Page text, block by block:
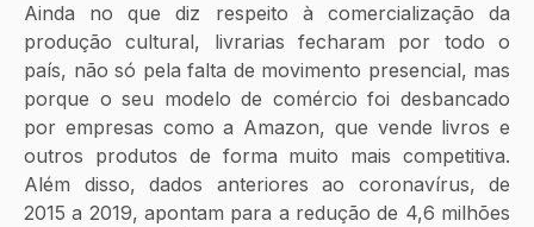
Ainda no que diz respeito à comercialização da
produção cultural, livrarias fecharam por todo o
país, não só pela falta de movimento presencial, mas
porque o seu modelo de comércio foi desbancado
por empresas como a Amazon, que vende livros e
outros produtos de forma muito mais competitiva.
Além disso, dados anteriores ao coronavírus, de
2015 a 2019, apontam para a redução de 4,6 milhões